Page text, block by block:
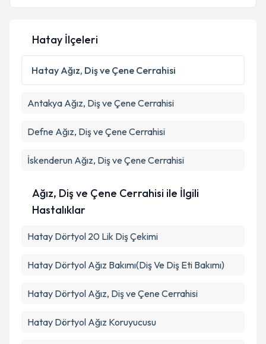
Hatay İlçeleri
Hatay Ağız, Diş ve Çene Cerrahisi
Antakya Ağız, Diş ve Çene Cerrahisi
Defne Ağız, Diş ve Çene Cerrahisi
İskenderun Ağız, Diş ve Çene Cerrahisi
Ağız, Diş ve Çene Cerrahisi ile İlgili
Hastalıklar
Hatay Dörtyol 20 Lik Diş Çekimi
Hatay Dörtyol Ağız Bakımı(Diş Ve Diş Eti Bakımı)
Hatay Dörtyol Ağız, Diş ve Çene Cerrahisi
Hatay Dörtyol Ağız Koruyucusu